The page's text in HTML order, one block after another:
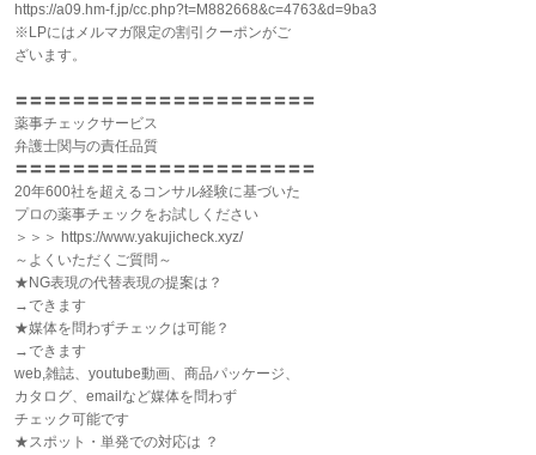
https://a09.hm-f.jp/cc.php?t=M882668&c=4763&d=9ba3
※LPにはメルマガ限定の割引クーポンがご
ざいます。
〓〓〓〓〓〓〓〓〓〓〓〓〓〓〓〓〓〓〓〓〓
薬事チェックサービス
弁護士関与の責任品質
〓〓〓〓〓〓〓〓〓〓〓〓〓〓〓〓〓〓〓〓〓
20年600社を超えるコンサル経験に基づいた
プロの薬事チェックをお試しください
＞＞＞ https://www.yakujicheck.xyz/
～よくいただくご質問～
★NG表現の代替表現の提案は？
→できます
★媒体を問わずチェックは可能？
→できます
web,雑誌、youtube動画、商品パッケージ、
カタログ、emailなど媒体を問わず
チェック可能です
★スポット・単発での対応は ？